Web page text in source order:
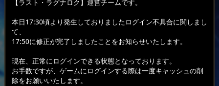
【ラスト・ラグナロク】運営チームです。
本日17:30頃より発生しておりましたログイン不具合に関しまし
て、
17:50に修正が完了しましたことをお知らせいたします。
現在、正常にログインできる状態となっております。
お手数ですが、ゲームにログインする際は一度キャッシュの削
除をお願いいたします。